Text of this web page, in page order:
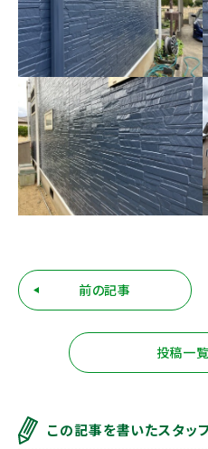
前の記事
投稿一
この記事を書いたスタッ